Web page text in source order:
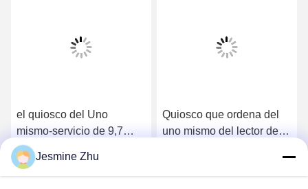
el quiosco del Uno
mismo-servicio de 9,7
pulgadas/mini con/sin del
quiosco del pago el
efectivo Dispensser,
Consiga el mejor precio
Quiosco que ordena del
uno mismo del lector de
incorporar del servicio del
Jesmine Zhu